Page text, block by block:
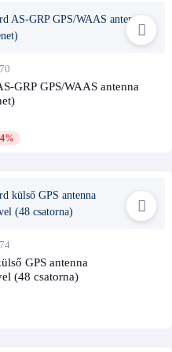
típusa együtt dönti el,
GRP GPS/WAAS antenna
GPS antenna
(48 csatorna)